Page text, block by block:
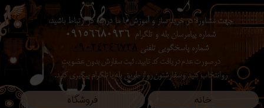
خانه فروشگاه
جهت مشاوره در خرید ساز و آموزش با ما در بله در ارتباط باشید،
شماره پیامرسان بله و تلگرام 09156680936
شماره پاسخگویی تلفنی 09024346738
در صورت عدم دریافت کد تایید ، ثبت سفارش بدون عضویت
رو انتخاب کنید ​​​​​​​ و سفارشتون رو از طریق بله یا تلگرام پیگیری کنید.
حساب کاربری من
تغییر گذر واژه
سفارشات